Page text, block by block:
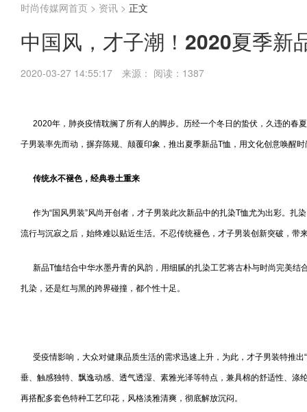
时尚传媒网首页 > 资讯 > 正文
中国风，才子潮！2020夏季新
2020-03-27 14:55:17 来源： 阅读：1387
2020年，肺炎疫情耽搁了所有人的脚步。历经一个冬日的蛰伏，久违的春
子男装率先而动，摒弃陈规、颠覆印象，推出夏季新品T恤，用文化创意唤醒
传统永不褪色，经典卷土重来
作为“国风男装”风尚开创者，才子男装此次新品中的扎染T恤尤为出彩。扎
流行与沉寂之后，始终难以贴近生活。不忍传统褪色，才子男装创新突破，带
新品T恤结合中华水墨丹青的风韵，用细腻的扎染工艺将古朴与时尚完美结
扎染，还是红与黑的跨界碰撞，都个性十足。
受疫情影响，大众对健康品质生活的需求迅速上升，为此，才子男装特推出
垂、触感独特、飘逸动感、透气透湿、素雅光泽等特点，兼具棉的舒适性、
再搭配多套色特种工艺印花，风格淡雅清爽，彻底解放沉闷。